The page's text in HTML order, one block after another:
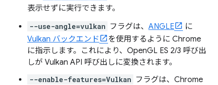
表示せずに実行できます。
--use-angle=vulkan フラグは、 ANGLE
に
Vulkan バックエンド
を使用するように Chrome
に指示します。これにより、OpenGL ES 2/3 呼び出
しが Vulkan API 呼び出しに変換されます。
--enable-features=Vulkan フラグは、Chrome